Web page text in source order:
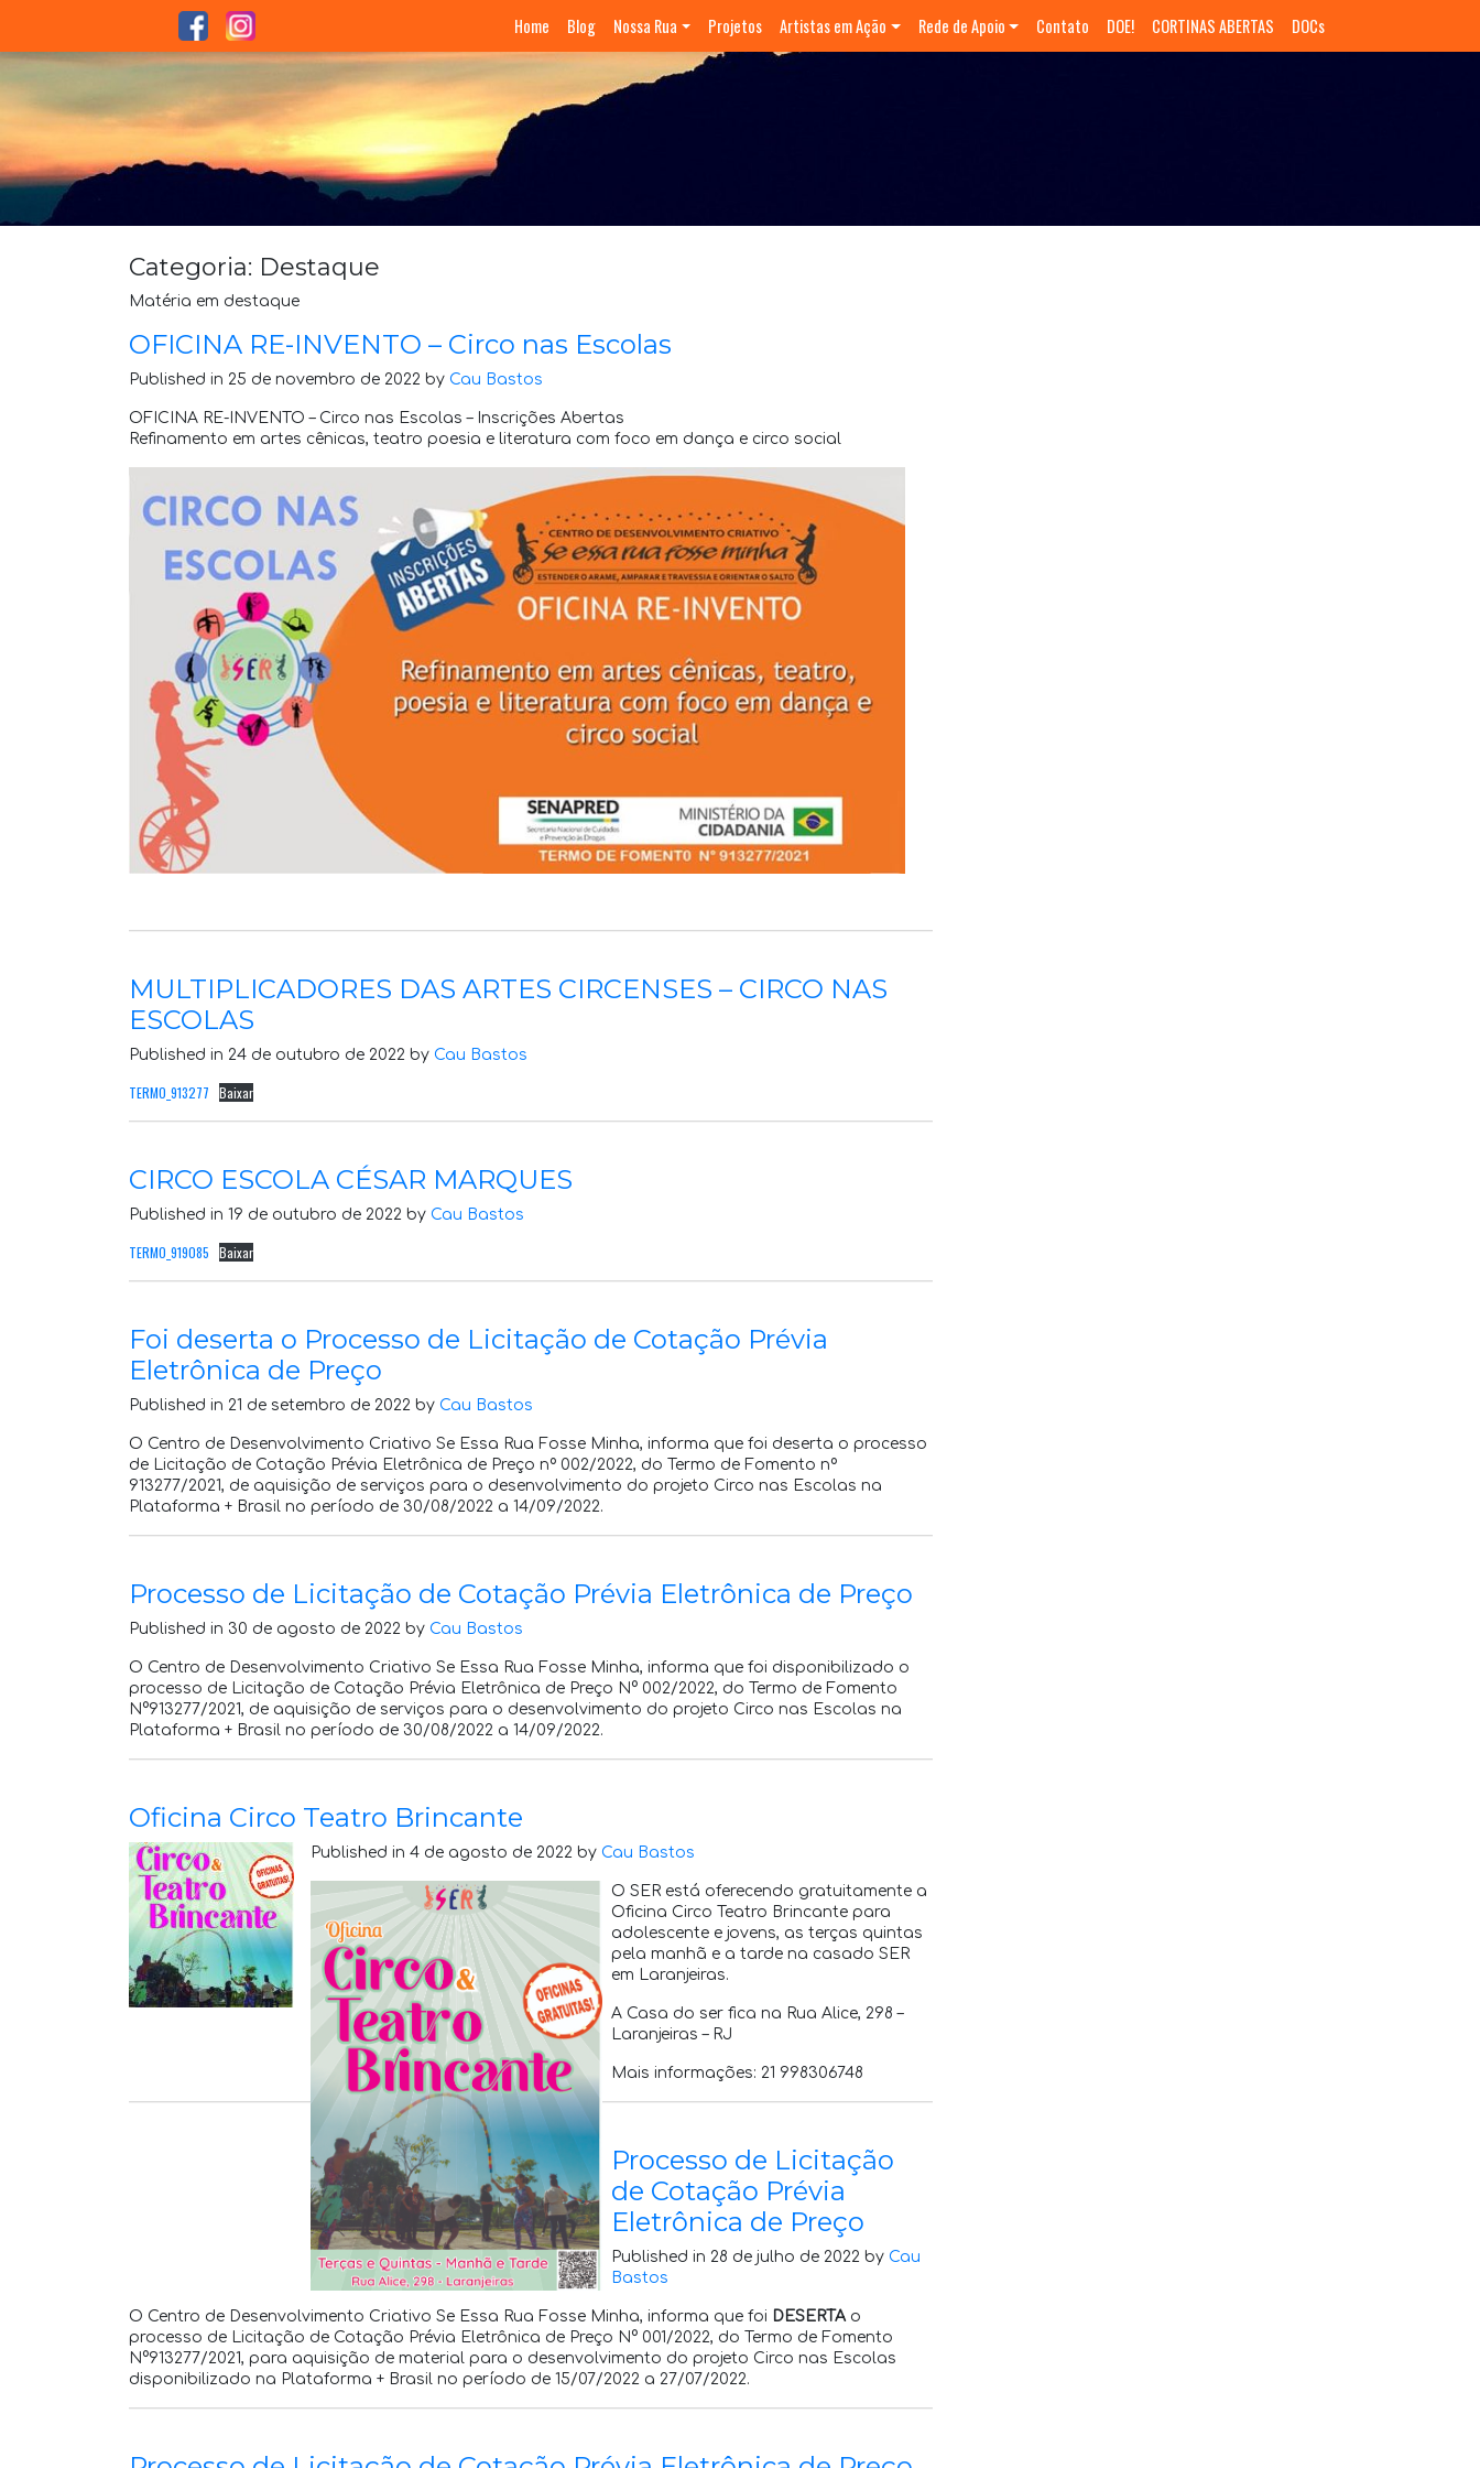
Home Blog Nossa Rua Projetos Artistas em Ação Rede de Apoio Contato DOE! CORTINAS ABERTAS DOCs
Categoria: Destaque
Matéria em destaque
OFICINA RE-INVENTO – Circo nas Escolas
Published in 25 de novembro de 2022 by Cau Bastos
OFICINA RE-INVENTO – Circo nas Escolas – Inscrições Abertas
Refinamento em artes cênicas, teatro poesia e literatura com foco em dança e circo social
MULTIPLICADORES DAS ARTES CIRCENSES – CIRCO NAS
ESCOLAS
Published in 24 de outubro de 2022 by Cau Bastos
TERMO_913277 Baixar
CIRCO ESCOLA CÉSAR MARQUES
Published in 19 de outubro de 2022 by Cau Bastos
TERMO_919085 Baixar
Foi deserta o Processo de Licitação de Cotação Prévia
Eletrônica de Preço
Published in 21 de setembro de 2022 by Cau Bastos
O Centro de Desenvolvimento Criativo Se Essa Rua Fosse Minha, informa que foi deserta o processo
de Licitação de Cotação Prévia Eletrônica de Preço nº 002/2022, do Termo de Fomento nº
913277/2021, de aquisição de serviços para o desenvolvimento do projeto Circo nas Escolas na
Plataforma + Brasil no período de 30/08/2022 a 14/09/2022.
Processo de Licitação de Cotação Prévia Eletrônica de Preço
Published in 30 de agosto de 2022 by Cau Bastos
O Centro de Desenvolvimento Criativo Se Essa Rua Fosse Minha, informa que foi disponibilizado o
processo de Licitação de Cotação Prévia Eletrônica de Preço N° 002/2022, do Termo de Fomento
N°913277/2021, de aquisição de serviços para o desenvolvimento do projeto Circo nas Escolas na
Plataforma + Brasil no período de 30/08/2022 a 14/09/2022.
Oficina Circo Teatro Brincante
Published in 4 de agosto de 2022 by Cau Bastos
O SER está oferecendo gratuitamente a
Oficina Circo Teatro Brincante para
adolescente e jovens, as terças quintas
pela manhã e a tarde na casado SER
em Laranjeiras.
A Casa do ser fica na Rua Alice, 298 –
Laranjeiras – RJ
Mais informações: 21 998306748
Processo de Licitação
de Cotação Prévia
Eletrônica de Preço
Published in 28 de julho de 2022 by Cau
Bastos
O Centro de Desenvolvimento Criativo Se Essa Rua Fosse Minha, informa que foi DESERTA o
processo de Licitação de Cotação Prévia Eletrônica de Preço N° 001/2022, do Termo de Fomento
N°913277/2021, para aquisição de material para o desenvolvimento do projeto Circo nas Escolas
disponibilizado na Plataforma + Brasil no período de 15/07/2022 a 27/07/2022.